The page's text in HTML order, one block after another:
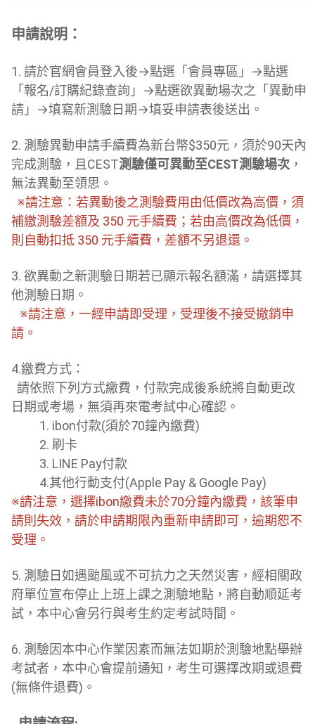
申請說明：
1. 請於官網會員登入後→點選「會員專區」→點選
「報名/訂購紀錄查詢」→點選欲異動場次之「異動申
請」→填寫新測驗日期→填妥申請表後送出。
2. 測驗異動申請手續費為新台幣$350元，須於90天內
完成測驗，且CEST測驗僅可異動至CEST測驗場次 ，
無法異動至領思。
※請注意：若異動後之測驗費用由低價改為高價，須
補繳測驗差額及 350 元手續費；若由高價改為低價，
則自動扣抵 350 元手續費，差額不另退還。
3. 欲異動之新測驗日期若已顯示報名額滿，請選擇其
他測驗日期。
※請注意，一經申請即受理，受理後不接受撤銷申
請。
4.繳費方式：
請依照下列方式繳費，付款完成後系統將自動更改
日期或考場，無須再來電考試中心確認。
1. ibon付款(須於70鐘內繳費)
2. 刷卡
3. LINE Pay付款
4.其他行動支付(Apple Pay & Google Pay)
※請注意，選擇ibon繳費未於70分鐘內繳費，該筆申
請則失效，請於申請期限內重新申請即可，逾期恕不
受理。
5. 測驗日如遇颱風或不可抗力之天然災害，經相關政
府單位宣布停止上班上課之測驗地點，將自動順延考
試，本中心會另行與考生約定考試時間。
6. 測驗因本中心作業因素而無法如期於測驗地點舉辦
考試者，本中心會提前通知，考生可選擇改期或退費
(無條件退費)。